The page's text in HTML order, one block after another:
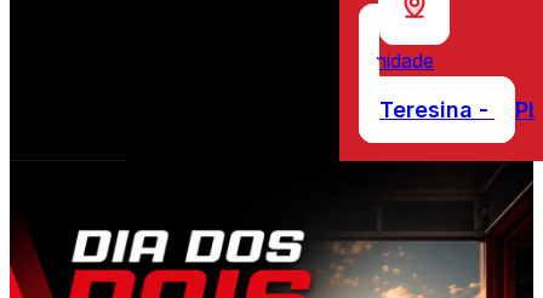
Unidade
Teresina - PI